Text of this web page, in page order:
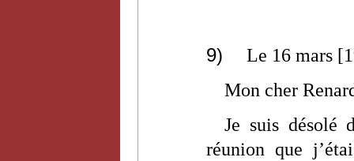
9)
Le 16 mars
Mon cher
Je suis désolé
réunion que